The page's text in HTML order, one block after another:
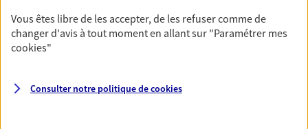
unique pour protéger vos locaux, matériels pro,
équipements et stocks… sans oublier votre
responsabilité civile.
Vous êtes libre de les accepter, de les refuser comme de
changer d'avis à tout moment en allant sur "Paramétrer mes
cookies"
Consulter notre politique decookies